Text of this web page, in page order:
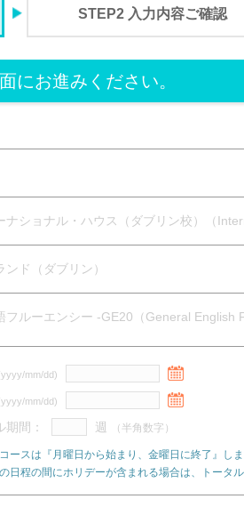
STEP2 入力内容ご確認
にお進みください。
ナショナル・ハウス（ダブリン校）（
ンド（ダブリン）
フルーエンシー -GE20（General English
mm/dd)
mm/dd)
期間： 週 （半角数字）
ースは『月曜日から始まり、金曜日に終了』しま
日程の間にホリデーが含まれる場合は、トータ